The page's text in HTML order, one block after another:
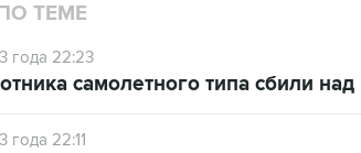
ТЕМЕ
года 22:23
самолетного типа сбили
года 22:11